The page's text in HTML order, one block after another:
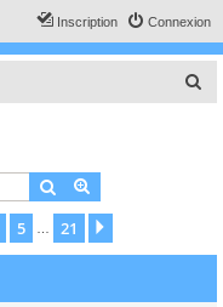
Connexion
Inscription
c
Rechercher
5 21